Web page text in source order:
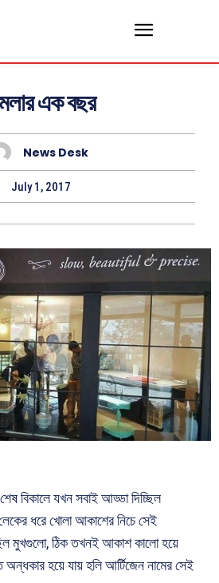
এক বছর
News Desk
July 1, 2017
বিকালে যখন সবাই আড্ডা দিচ্ছিল
ধরে খোলা আকাশের নিচে সেই
মুখগুলো, ঠিক তখনই আকাশ কালো হয়ে
হয়ে যায় হলি আর্টিজেন নামের সেই